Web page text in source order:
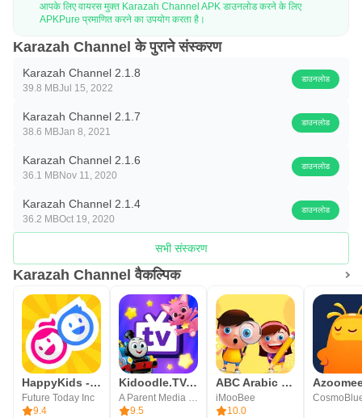
दृष्टिकोण पर महत्वपूर्ण प्रभाव पड़ेगा।
टीम का समर्थन:
appsupport@karazahchannel.com
आपके लिए वायरस मुक्त Karazah Channel APK डाउनलोड करने के लिए
APKPure प्रमाणित करने का उपयोग करता है।
Karazah Channel के पुराने संस्करण
Karazah Channel 2.1.8
39.8 MBJul 15, 2022
डाउनलोड
Karazah Channel 2.1.7
38.6 MBJan 8, 2021
डाउनलोड
Karazah Channel 2.1.6
36.1 MBNov 11, 2020
डाउनलोड
Karazah Channel 2.1.4
36.2 MBOct 19, 2020
डाउनलोड
सभी संस्करण
Karazah Channel वैकल्पिक
HappyKids - Kid-Safe Videos
Future Today Inc
9.4
Kidoodle.TV: Movies, TV, Fun!
A Parent Media Co. Inc.
9.5
ABC Arabic for kids لمسه براعم
iMooBee
10.0